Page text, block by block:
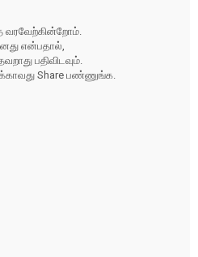
வரவேற்கின்றோம்.
என்பதால்,
பதிவிடவும்.
Share பண்ணுங்க.